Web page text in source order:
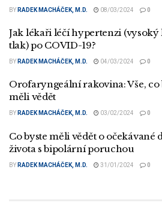
BY RADEK MACHÁČEK, M.D. 08/03/2024 0
Jak lékaři léčí hypertenzi
tlak) po COVID-19?
BY RADEK MACHÁČEK, M.D. 04/03/2024 0
Orofaryngeální rakovina: Vše, co
měli vědět
BY RADEK MACHÁČEK, M.D. 03/02/2024 0
Co byste měli vědět o očekávané
života s bipolární poruchou
BY RADEK MACHÁČEK, M.D. 31/01/2024 0